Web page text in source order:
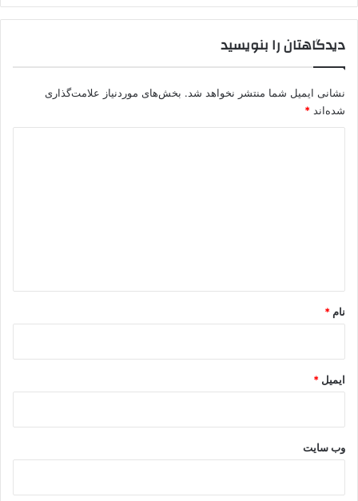
دیدگاهتان را بنویسید
نشانی ایمیل شما منتشر نخواهد شد. بخش‌های موردنیاز علامت‌گذاری
شده‌اند *
نام *
ایمیل *
وب‌ سایت